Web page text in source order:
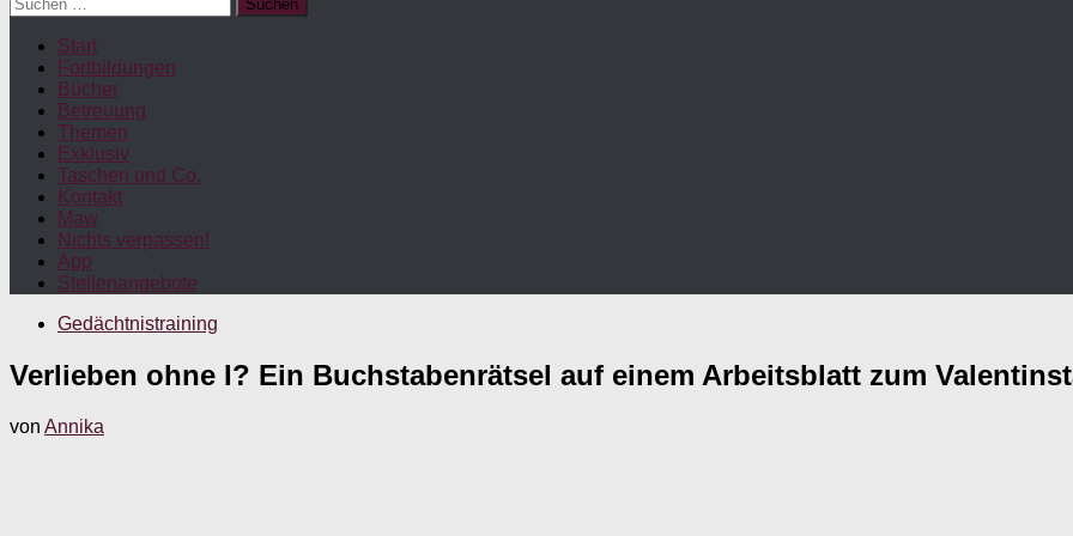
nach:
Start
Fortbildungen
Bücher
Betreuung
Themen
Exklusiv
Taschen und Co.
Kontakt
Maw
Nichts verpassen!
App
Stellenangebote
Gedächtnistraining
Verlieben ohne I? Ein Buchstabenrätsel auf einem Arbeitsblatt zum
von Annika